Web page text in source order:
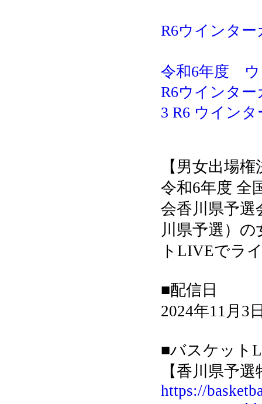
R6ウインタ
令和6年度 ウ
R6ウインタ
3 R6 ウイン
【男女出場
令和6年度 全
会香川県予選
川県予選）
トLIVEでラ
■配信日
2024年11月3
■バスケット
【香川県予
https://